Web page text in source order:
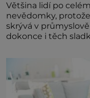
Většina lidí po
nevědomky,
skrývá v
dokonce i těch
běžné. Její základní